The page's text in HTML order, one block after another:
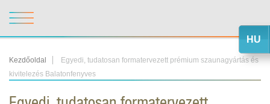
Kezdőoldal
Egyedi, tudatosan formatervezett prémium szaunagyártás és
kivitelezés Balatonfenyves
HU